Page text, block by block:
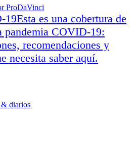
ProDaVinci
19Esta es una cobertura de
pandemia COVID-19:
recomendaciones y
necesita saber aquí.
& diarios